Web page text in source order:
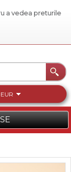
a vedea preturile